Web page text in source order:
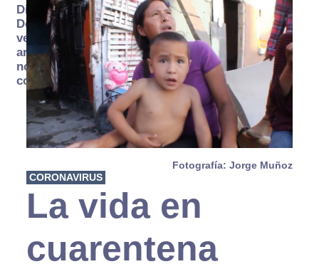
Digital:
Donde la
verdad
arde… pero
no se
consume
Fotografía: Jorge Muñoz
CORONAVIRUS
La vida en
cuarentena